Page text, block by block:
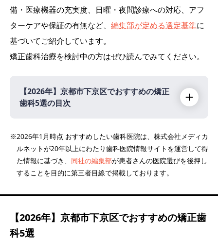
備・医療機器の充実度、日曜・夜間診療への対応、アフ
ターケアや保証の有無など、 編集部が定める選定基準に
基づいてご紹介しています。
矯正歯科治療を検討中の方はぜひ読んでみてください。
【2026年】 京都市下京区でおすすめの矯正
歯科5選の目次
あおい矯正歯科
河原町歯科・矯正歯科クリニック
歯科
川村歯科診療所
医療法人社団 山崎デンタルクリニック
※2026年1月時点 おすすめしたい歯科医院は、株式会社メディカ
ルネットが20年以上にわたり歯科医院情報サイトを運営して得
た情報に基づき、 同社の編集部が患者さんの医院選びを後押し
することを目的に第三者目線で掲載しております。
【2026年】 京都市下京区でおすすめの矯正歯
科5選